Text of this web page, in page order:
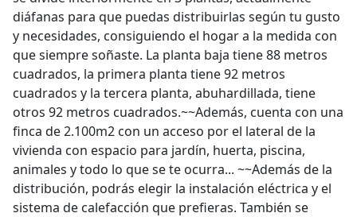
diáfanas para que puedas distribuirlas según tu gusto
y necesidades, consiguiendo el hogar a la medida con
que siempre soñaste. La planta baja tiene 88 metros
cuadrados, la primera planta tiene 92 metros
cuadrados y la tercera planta, abuhardillada, tiene
otros 92 metros cuadrados.~~Además, cuenta con una
finca de 2.100m2 con un acceso por el lateral de la
vivienda con espacio para jardín, huerta, piscina,
animales y todo lo que se te ocurra... ~~Además de la
distribución, podrás elegir la instalación eléctrica y el
sistema de calefacción que prefieras. También se